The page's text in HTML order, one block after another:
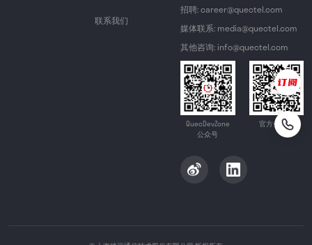
联系我们
招聘: career@quectel.com
媒体联系: media@quectel.com
其他咨询: info@quectel.com
QuecDevZone
公众号
官方公众号